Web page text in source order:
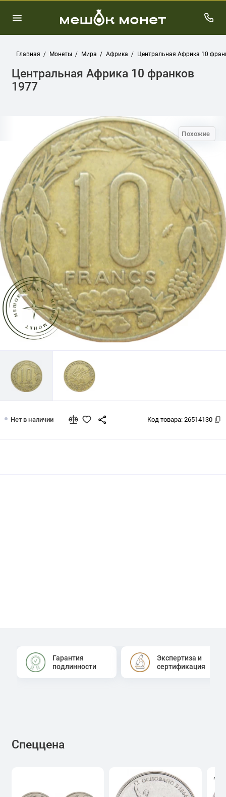
Главная Монеты Мира Африка Центральная Африка 10
Центральная Африка 10 франков
1977
Похожие
Нет в наличии Код товара: 26514130
Гарантия
подлинности
Экспертиза и
сертификация
Спеццена
4.0